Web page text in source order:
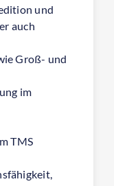
und
auch
Groß- und
im
TMS